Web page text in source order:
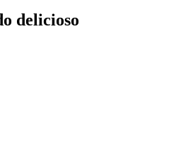
delicioso